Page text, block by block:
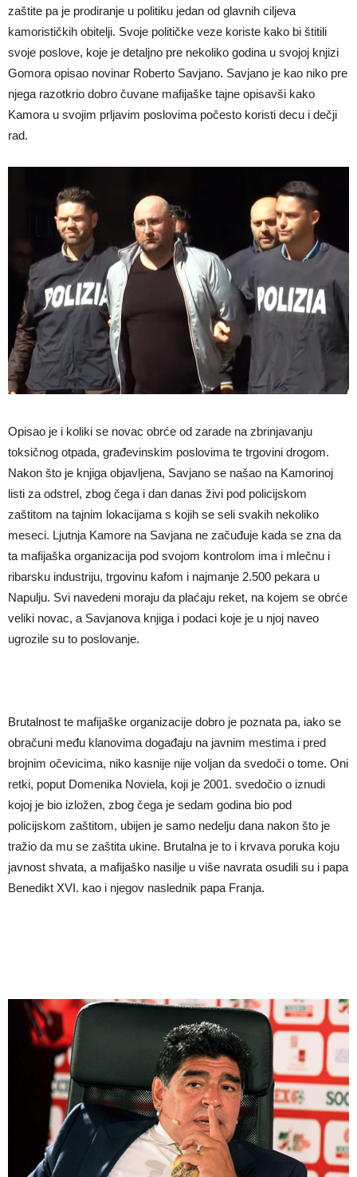
zaštite pa je prodiranje u politiku jedan od glavnih ciljeva
kamorističkih obitelji. Svoje političke veze koriste kako bi štitili
svoje poslove, koje je detaljno pre nekoliko godina u svojoj knjizi
Gomora opisao novinar Roberto Savjano. Savjano je kao niko pre
njega razotkrio dobro čuvane mafijaške tajne opisavši kako
Kamora u svojim prljavim poslovima počesto koristi decu i dečji
rad.
Opisao je i koliki se novac obrće od zarade na zbrinjavanju
toksičnog otpada, građevinskim poslovima te trgovini drogom.
Nakon što je knjiga objavljena, Savjano se našao na Kamorinoj
listi za odstrel, zbog čega i dan danas živi pod policijskom
zaštitom na tajnim lokacijama s kojih se seli svakih nekoliko
meseci. Ljutnja Kamore na Savjana ne začuđuje kada se zna da
ta mafijaška organizacija pod svojom kontrolom ima i mlečnu i
ribarsku industriju, trgovinu kafom i najmanje 2.500 pekara u
Napulju. Svi navedeni moraju da plaćaju reket, na kojem se obrće
veliki novac, a Savjanova knjiga i podaci koje je u njoj naveo
ugrozile su to poslovanje.
Brutalnost te mafijaške organizacije dobro je poznata pa, iako se
obračuni među klanovima događaju na javnim mestima i pred
brojnim očevicima, niko kasnije nije voljan da svedoči o tome. Oni
retki, poput Domenika Noviela, koji je 2001. svedočio o iznudi
kojoj je bio izložen, zbog čega je sedam godina bio pod
policijskom zaštitom, ubijen je samo nedelju dana nakon što je
tražio da mu se zaštita ukine. Brutalna je to i krvava poruka koju
javnost shvata, a mafijaško nasilje u više navrata osudili su i papa
Benedikt XVI. kao i njegov naslednik papa Franja.